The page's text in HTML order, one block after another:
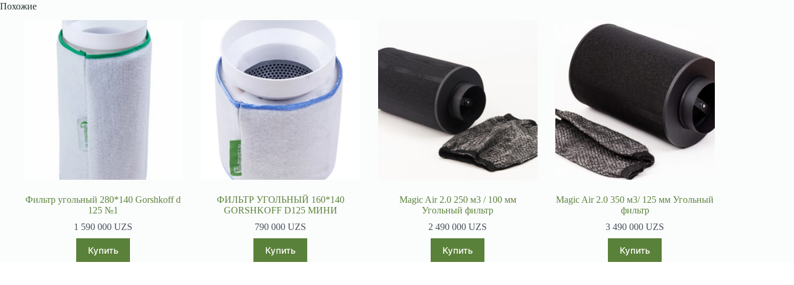
Похожие
Фильтр угольный 280*140 Gorshkoff d
125 №1
1 590 000UZS
Купить
ФИЛЬТР УГОЛЬНЫЙ 160*140
GORSHKOFF D125 МИНИ
790 000UZS
Купить
Magic Air 2.0 250 м3 / 100 мм
Угольный фильтр
2 490 000UZS
Купить
Magic Air 2.0 350 м3/ 125 мм Угольный
фильтр
3 490 000UZS
Купить